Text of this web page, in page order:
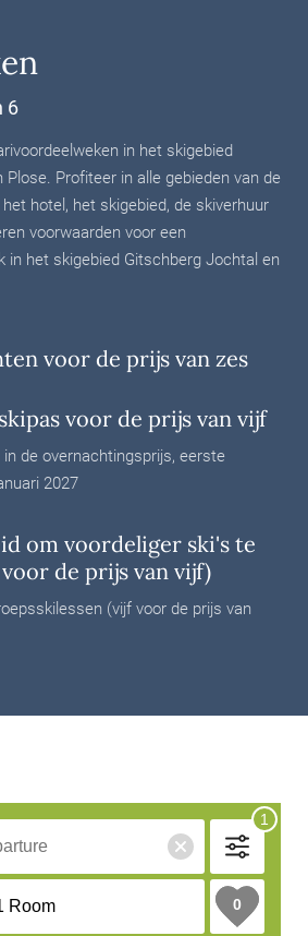
6
in het skigebied
Profiteer in alle gebieden van de
hotel, het skigebied, de skiverhuur
voorwaarden voor een
in het skigebied Gitschberg Jochtal en
voor de prijs van zes
voor de prijs van vijf
in de overnachtingsprijs, eerste
2027
om voordeliger ski's te
de prijs van vijf)
(vijf voor de prijs van